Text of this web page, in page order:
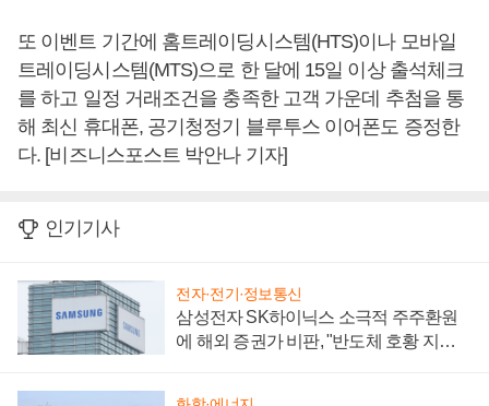
또 이벤트 기간에 홈트레이딩시스템(HTS)이나 모바일
트레이딩시스템(MTS)으로 한 달에 15일 이상 출석체크
를 하고 일정 거래조건을 충족한 고객 가운데 추첨을 통
해 최신 휴대폰, 공기청정기 블루투스 이어폰도 증정한
다. [비즈니스포스트 박안나 기자]
인기기사
전자·전기·정보통신
삼성전자 SK하이닉스 소극적 주주환원
에 해외 증권가 비판, "반도체 호황 지속